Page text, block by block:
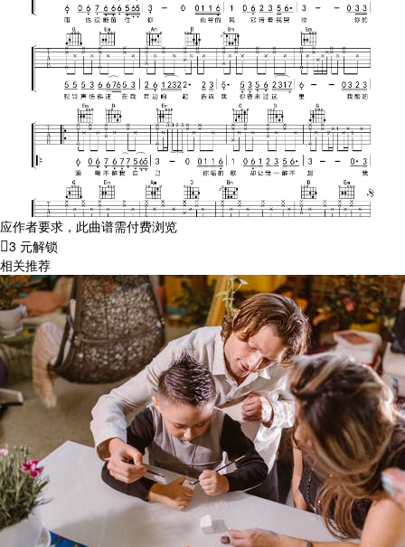
应作者要求，此曲谱需付费浏览
3 元解锁
相关推荐